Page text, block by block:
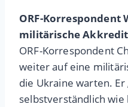
ORF-Korrespondent
militärische
ORF-Korrespondent
weiter auf eine
die Ukraine warten.
selbstverständlich